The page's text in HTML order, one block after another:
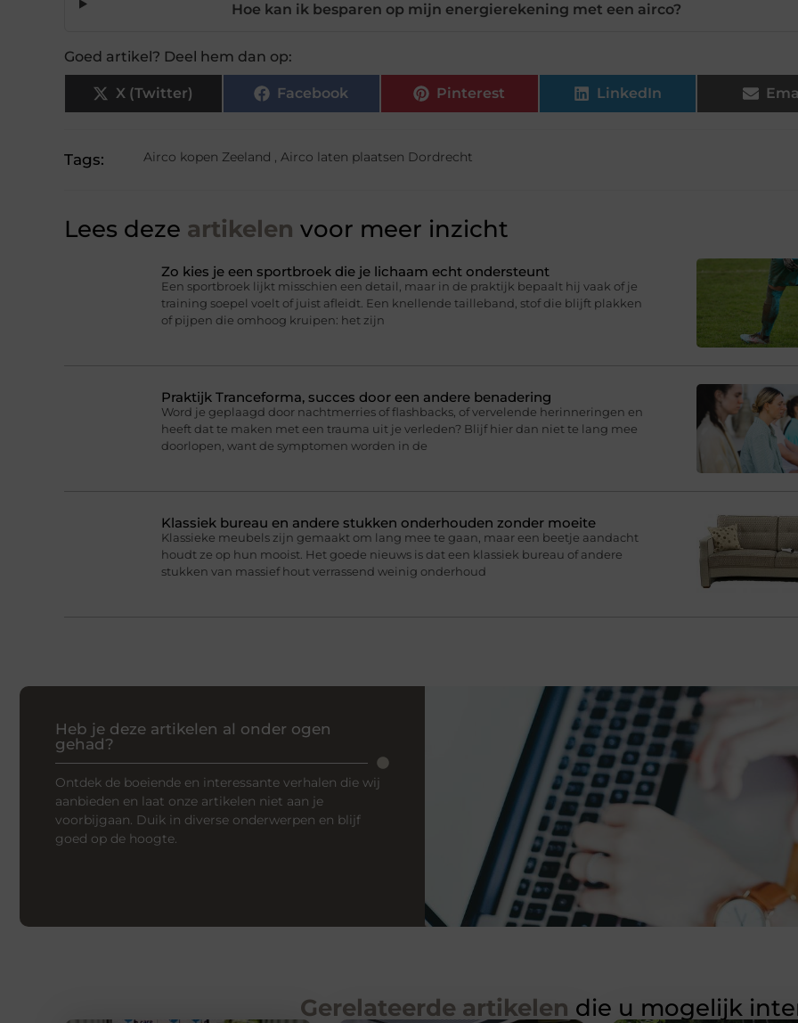
Hoe kan ik besparen op mijn energierekening met een airco?
Goed artikel? Deel hem dan op:
X (Twitter) Facebook Pinterest LinkedIn
Tags: Airco kopen Zeeland , Airco laten plaatsen Dordrecht
Lees deze artikelen voor meer inzicht
Zo kies je een sportbroek die je lichaam echt ondersteunt
Een sportbroek lijkt misschien een detail, maar in de praktijk bepaalt hij vaak of je
training soepel voelt of juist afleidt. Een knellende tailleband, stof die blijft plakken
of pijpen die omhoog kruipen: het zijn
Praktijk Tranceforma, succes door een andere benadering
Word je geplaagd door nachtmerries of flashbacks, of vervelende herinneringen en
heeft dat te maken met een trauma uit je verleden? Blijf hier dan niet te lang mee
doorlopen, want de symptomen worden in de
Klassiek bureau en andere stukken onderhouden zonder moeite
Klassieke meubels zijn gemaakt om lang mee te gaan, maar een beetje aandacht
houdt ze op hun mooist. Het goede nieuws is dat een klassiek bureau of andere
stukken van massief hout verrassend weinig onderhoud
Heb je deze artikelen al onder ogen
gehad?
Ontdek de boeiende en interessante verhalen die wij
aanbieden en laat onze artikelen niet aan je
voorbijgaan. Duik in diverse onderwerpen en blijf
goed op de hoogte.
Gerelateerde artikelen die u mogelijk